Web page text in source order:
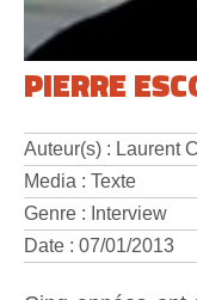
PIERRE
Auteur(s) : Laurent
Media : Texte
Genre : Interview
Date : 07/01/2013